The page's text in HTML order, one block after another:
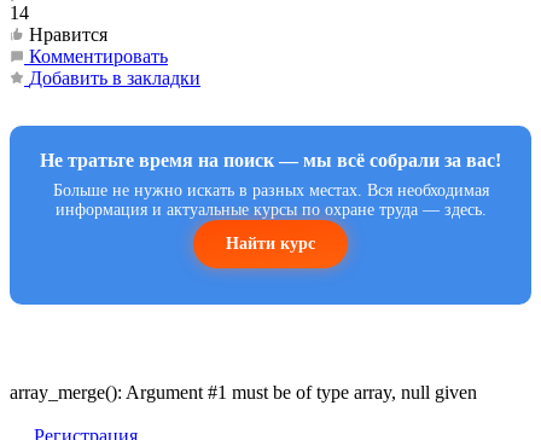
14
Нравится
Комментировать
Добавить в закладки
Не тратьте время на поиск — мы всё собрали за вас!
Больше не нужно искать в разных местах. Вся необходимая
информация и актуальные курсы по охране труда — здесь.
Найти курс
array_merge(): Argument #1 must be of type array, null given
Регистрация